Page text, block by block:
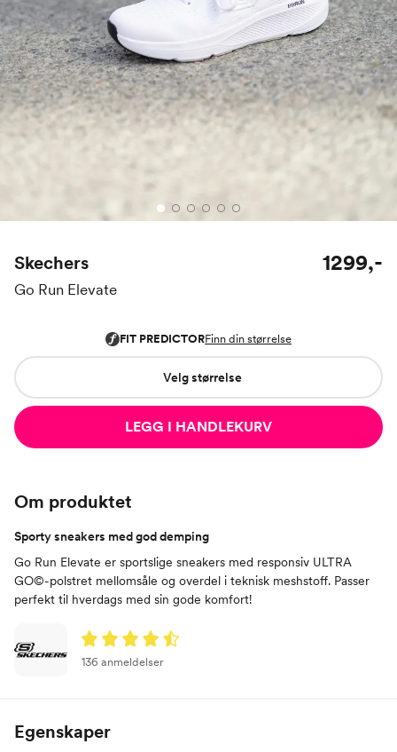
Skechers
Go Run Elevate
1299,-
Velg størrelse
LEGG I HANDLEKURV
Om produktet
Sporty sneakers med god demping
Go Run Elevate er sportslige sneakers med responsiv ULTRA
GO©-polstret mellomsåle og overdel i teknisk meshstoff. Passer
perfekt til hverdags med sin gode komfort!
136 anmeldelser
Egenskaper